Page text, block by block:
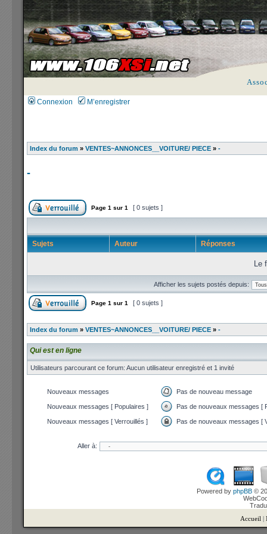
Connexion M’enregistrer
Index du forum » VENTES~ANNONCES__VOITURE/ PIECE » -
-
Page 1 sur 1 [ 0 sujets ]
Sujets Auteur Réponses
Le
Afficher les sujets postés depuis:
Page 1 sur 1 [ 0 sujets ]
Index du forum » VENTES~ANNONCES__VOITURE/ PIECE » -
Qui est en ligne
Utilisateurs parcourant ce forum: Aucun utilisateur enregistré et 1 invité
Nouveaux messages Pas de nouveau message
Nouveaux messages [ Populaires ] Pas de nouveaux messages [
Nouveaux messages [ Verrouillés ] Pas de nouveaux messages [
Aller à:
Powered by phpBB ©
Accueil |